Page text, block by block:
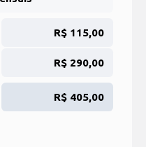
R$ 115,00
R$ 290,00
R$ 405,00